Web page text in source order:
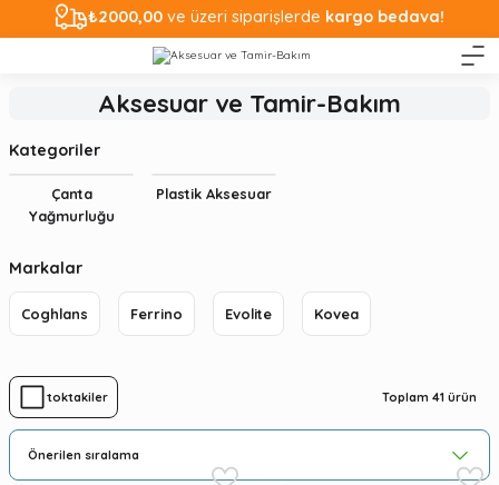
₺2000,00 ve üzeri siparişlerde kargo bedava!
Aksesuar ve Tamir-Bakım
Kategoriler
Çanta
Yağmurluğu
Plastik Aksesuar
Markalar
Coghlans Ferrino Evolite Kovea
Stoktakiler Toplam 41 ürün